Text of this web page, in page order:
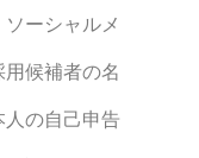
ーシャルメ
候補者の名
の自己申告